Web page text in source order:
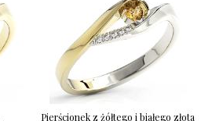
Pierścionek z żółtego i białego złota